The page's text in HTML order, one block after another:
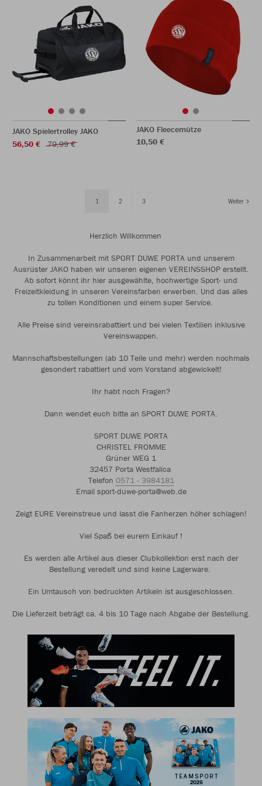
JAKO Spielertrolley JAKO
56,50 €
79,99 €
JAKO Fleecemütze
10,50 €
1 2 3 Weiter
Herzlich Willkommen
In Zusammenarbeit mit SPORT DUWE PORTA und unserem
Ausrüster JAKO haben wir unseren eigenen VEREINSSHOP erstellt.
Ab sofort könnt ihr hier ausgewählte, hochwertige Sport- und
Freizeitkleidung in unseren Vereinsfarben erwerben. Und das alles
zu tollen Konditionen und einem super Service.
Alle Preise sind vereinsrabattiert und bei vielen Textilien inklusive
Vereinswappen.
Mannschaftsbestellungen (ab 10 Teile und mehr) werden nochmals
gesondert rabattiert und vom Vorstand abgewickelt!
Ihr habt noch Fragen?
Dann wendet euch bitte an SPORT DUWE PORTA.
SPORT DUWE PORTA
CHRISTEL FROMME
Grüner WEG 1
32457 Porta Westfalica
Telefon 0571 - 3984181
Email sport-duwe-porta@web.de
Zeigt EURE Vereinstreue und lasst die Fanherzen höher schlagen!
Viel Spaß bei eurem Einkauf !
Es werden alle Artikel aus dieser Clubkollektion erst nach der
Bestellung veredelt und sind keine Lagerware.
Ein Umtausch von bedruckten Artikeln ist ausgeschlossen.
Die Lieferzeit beträgt ca. 4 bis 10 Tage nach Abgabe der Bestellung.